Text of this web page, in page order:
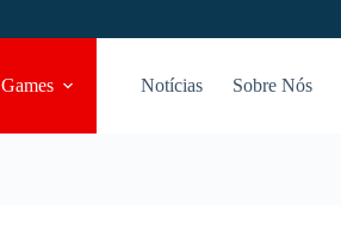
Games Notícias Sobre Nós